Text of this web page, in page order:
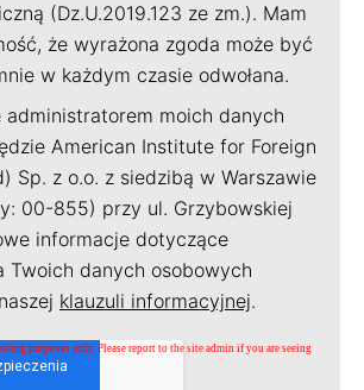
(Dz.U.2019.123 ze zm.). Mam
że wyrażona zgoda może być
w każdym czasie odwołana.
administratorem moich danych
American Institute for Foreign
Sp. z o.o. z siedzibą w Warszawie
00-855) przy ul. Grzybowskiej
informacje dotyczące
Twoich danych osobowych
klauzuli informacyjnej.